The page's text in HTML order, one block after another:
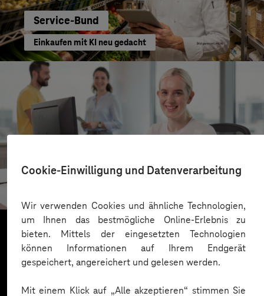
Cookie-Einwilligung und Datenverarbeitung
Wir verwenden Cookies und ähnliche Technologien,
um Ihnen das bestmögliche Online-Erlebnis zu
bieten. Mittels der eingesetzten Technologien
können Informationen auf Ihrem Endgerät
gespeichert, angereichert und gelesen werden.
Mit einem Klick auf „Alle akzeptieren“ stimmen Sie
Service-Bund
Einkaufen mit KI neu gedacht
Kreis Bergstraße
Mehr laden